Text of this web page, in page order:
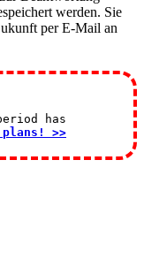
werden. Sie
per E-Mail an
has
>>